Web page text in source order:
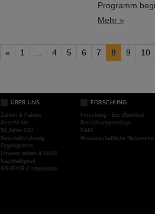
Programm
Mehr »
« 1 4 5 6 7 8 9 10
ÜBER UNS
Zahlen & Fakten
Geschichte
50 Jahre GSI
Geschäftsführung
Organigramm
Hinweis geben & LkSG
Nachhaltigkeit
GSI/FAIR-Campusplan
FORSCHUNG
Forschung - Ein Überblick
Beschleunigeranlage
FAIR
Wissenschaftliche Netzwerke